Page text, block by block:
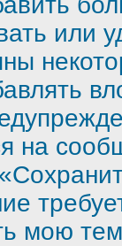
или
на
мою